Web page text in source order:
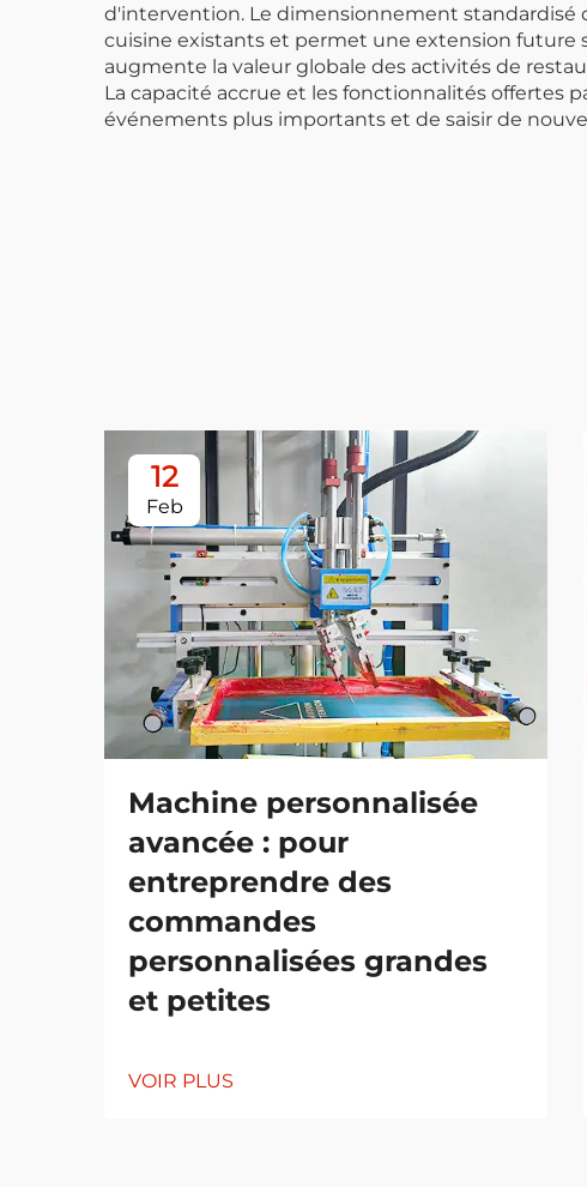
d'intervention. Le dimensionnement standardisé
cuisine existants et permet une extension future
augmente la valeur globale des activités de
La capacité accrue et les fonctionnalités offertes
événements plus importants et de saisir de
12
Feb
Machine personnalisée
avancée : pour
entreprendre des
commandes
personnalisées grandes
et petites
VOIR PLUS